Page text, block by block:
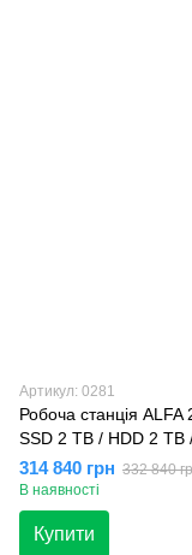
Артикул: 0281
Робоча станція
314 840 грн 332 840
В наявності
Купити